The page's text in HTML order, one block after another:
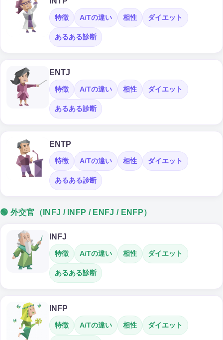
特徴 A/Tの違い 相性 ダイエット
あるある診断
ENTJ
特徴 A/Tの違い 相性 ダイエット
あるある診断
ENTP
特徴 A/Tの違い 相性 ダイエット
あるある診断
🟢 外交官（INFJ / INFP / ENFJ / ENFP）
INFJ
特徴 A/Tの違い 相性 ダイエット
あるある診断
INFP
特徴 A/Tの違い 相性 ダイエット